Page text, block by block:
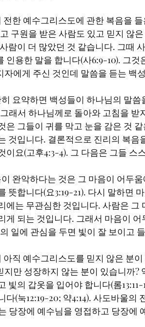
구원을 받은 사람도 있고 믿지 않
람이 더 많았던 것 같습니다. 그때
인용한 말을 합니다(사6:9-10). 그
자에게 주신 것인데 말씀을 듣는 백
래서 하나님께로 돌아와 고침을
은 그들이 귀를 막고 눈을 감은 것
것입니다. 결론적으로 진리의 복음
이요(고후4:3-4). 그 다음은 그들 스
뜻합니다(요3:19-21). 다시 말하면
에는 무관심한 것입니다. 사람은
게 되는 것입니다. 그래서 마음이
일에 관심을 두면 빛이 잘 보이고
지만 성장하지 않는 분이 있습니까?
빛의 갑옷을 입어야 합니다(롬
다(눅12:19-20; 약4:14). 사도바울
당장에 예수님을 영접하고 당장에